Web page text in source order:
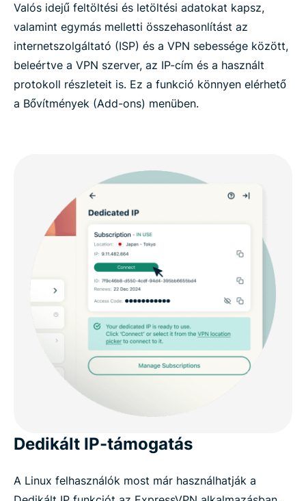
Valós idejű feltöltési és letöltési adatokat kapsz,
valamint egymás melletti összehasonlítást az
internetszolgáltató (ISP) és a VPN sebessége között,
beleértve a VPN szerver, az IP-cím és a használt
protokoll részleteit is. Ez a funkció könnyen elérhető
a Bővítmények (Add-ons) menüben.
Dedikált IP-támogatás
A Linux felhasználók most már használhatják a